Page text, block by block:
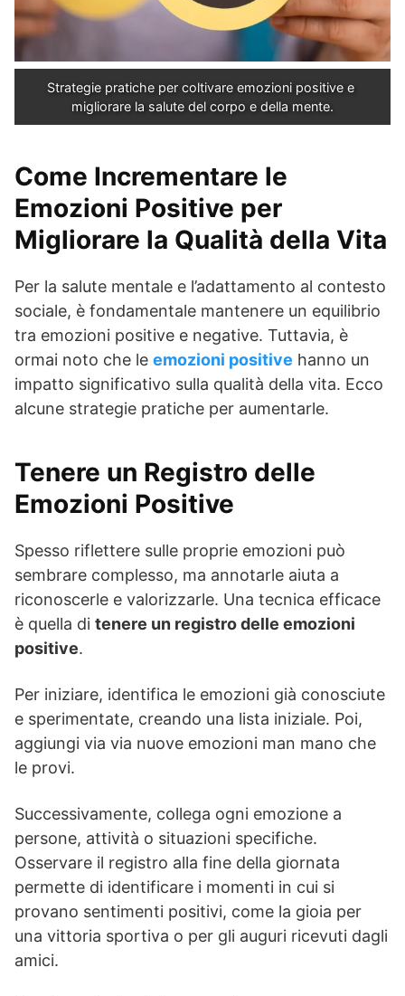
Strategie pratiche per coltivare emozioni positive e
migliorare la salute del corpo e della mente.
Come Incrementare le
Emozioni Positive per
Migliorare la Qualità della Vita
Per la salute mentale e l’adattamento al contesto
sociale, è fondamentale mantenere un equilibrio
tra emozioni positive e negative. Tuttavia, è
ormai noto che le emozioni positive hanno un
impatto significativo sulla qualità della vita. Ecco
alcune strategie pratiche per aumentarle.
Tenere un Registro delle
Emozioni Positive
Spesso riflettere sulle proprie emozioni può
sembrare complesso, ma annotarle aiuta a
riconoscerle e valorizzarle. Una tecnica efficace
è quella di tenere un registro delle emozioni
positive.
Per iniziare, identifica le emozioni già conosciute
e sperimentate, creando una lista iniziale. Poi,
aggiungi via via nuove emozioni man mano che
le provi.
Successivamente, collega ogni emozione a
persone, attività o situazioni specifiche.
Osservare il registro alla fine della giornata
permette di identificare i momenti in cui si
provano sentimenti positivi, come la gioia per
una vittoria sportiva o per gli auguri ricevuti dagli
amici.